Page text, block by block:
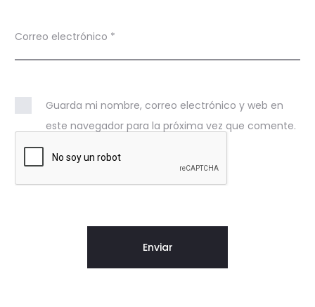
Correo electrónico *
Guarda mi nombre, correo electrónico y web en
este navegador para la próxima vez que comente.